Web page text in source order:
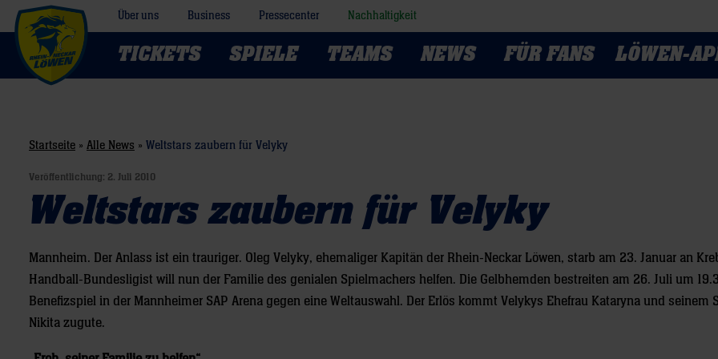
Über uns Business Pressecenter Nachhaltigkeit
TICKETS SPIELE TEAMS NEWS FÜR FANS LÖWEN-
Startseite » Alle News » Weltstars zaubern für Velyky
Veröffentlichung: 2. Juli 2010
Weltstars zaubern für Velyky
Mannheim. Der Anlass ist ein trauriger. Oleg Velyky, ehemaliger Kapitän der Rhein-Neckar Löwen, starb am 23. Januar an
Handball-Bundesligist will nun der Familie des genialen Spielmachers helfen. Die Gelbhemden bestreiten am 26. Juli um
Benefizspiel in der Mannheimer SAP Arena gegen eine Weltauswahl. Der Erlös kommt Velykys Ehefrau Kataryna und seinem
Nikita zugute.